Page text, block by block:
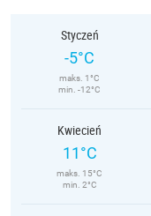
Styczeń
-5°C
maks. 1°C
min. -12°C
Kwiecień
11°C
maks. 15°C
min. 2°C